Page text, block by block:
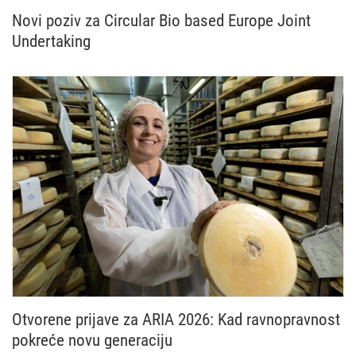
Novi poziv za Circular Bio based Europe Joint
Undertaking
Otvorene prijave za ARIA 2026: Kad ravnopravnost
pokreće novu generaciju